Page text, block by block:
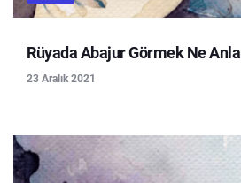
Rüyada Abajur Görmek Ne
23 Aralık 2021